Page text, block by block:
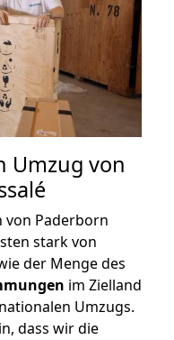
Umzug von
von Paderborn
stark von
der Menge des
im Zielland
Umzugs.
dass wir die